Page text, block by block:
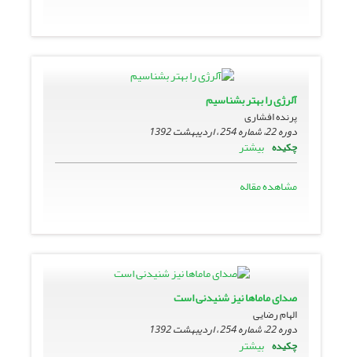
آلرژی‌ را بهتر بشناسیم
پرنده افشاری
دوره 22، شماره 254 ، اردیبهشت 1392
چکیده بیشتر
مشاهده مقاله
صدای ماماها نیز شنیدنی است
الهام رضایی
دوره 22، شماره 254 ، اردیبهشت 1392
چکیده بیشتر